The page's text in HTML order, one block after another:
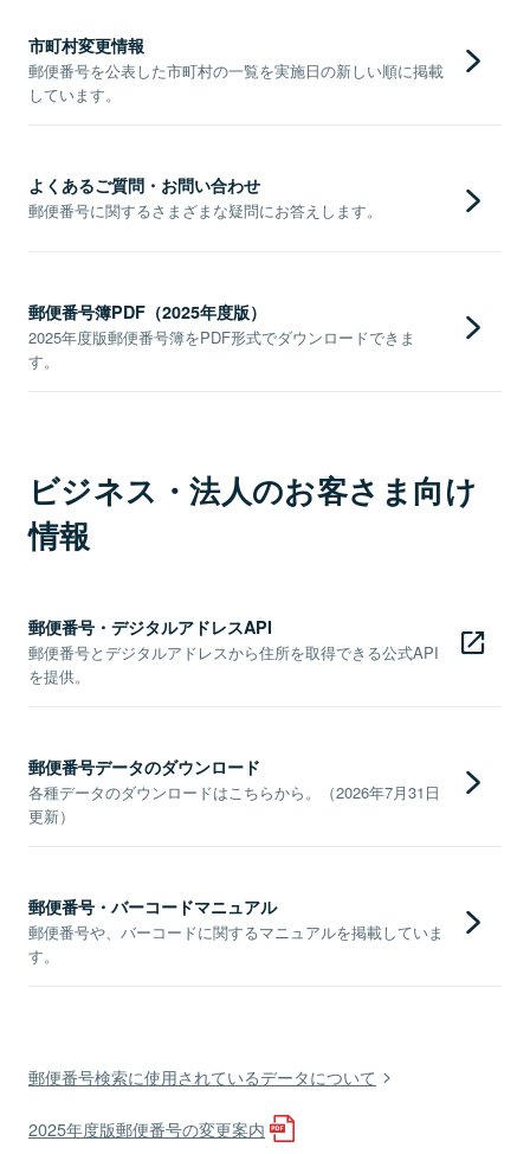
市町村変更情報
郵便番号を公表した市町村の一覧を実施日の新しい順に掲載
しています。
よくあるご質問・お問い合わせ
郵便番号に関するさまざまな疑問にお答えします。
郵便番号簿PDF（2025年度版）
2025年度版郵便番号簿をPDF形式でダウンロードできま
す。
ビジネス・法人のお客さま向け
情報
郵便番号・デジタルアドレスAPI
郵便番号とデジタルアドレスから住所を取得できる公式API
を提供。
郵便番号データのダウンロード
各種データのダウンロードはこちらから。（2026年7月31日
更新）
郵便番号・バーコードマニュアル
郵便番号や、バーコードに関するマニュアルを掲載していま
す。
郵便番号検索に使用されているデータについて
2025年度版郵便番号の変更案内